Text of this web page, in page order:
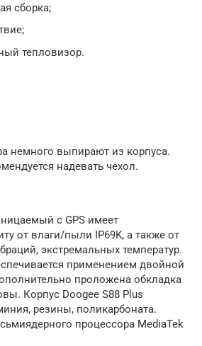
сборка;
тепловизор.
немного выпирают из корпуса.
надевать чехол.
с GPS имеет
от влаги/пыли IP69K, а также от
экстремальных температур.
применением двойной
проложена обкладка
Корпус Doogee S88 Plus
резины, поликарбоната.
процессора MediaTek